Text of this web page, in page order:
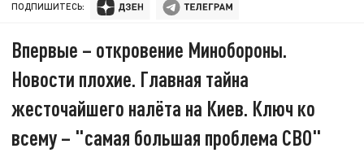
ПОДПИШИТЕСЬ:
Впервые – откровение Минобороны.
Новости плохие. Главная тайна
жесточайшего налёта на Киев. Ключ ко
всему – "самая большая проблема СВО"